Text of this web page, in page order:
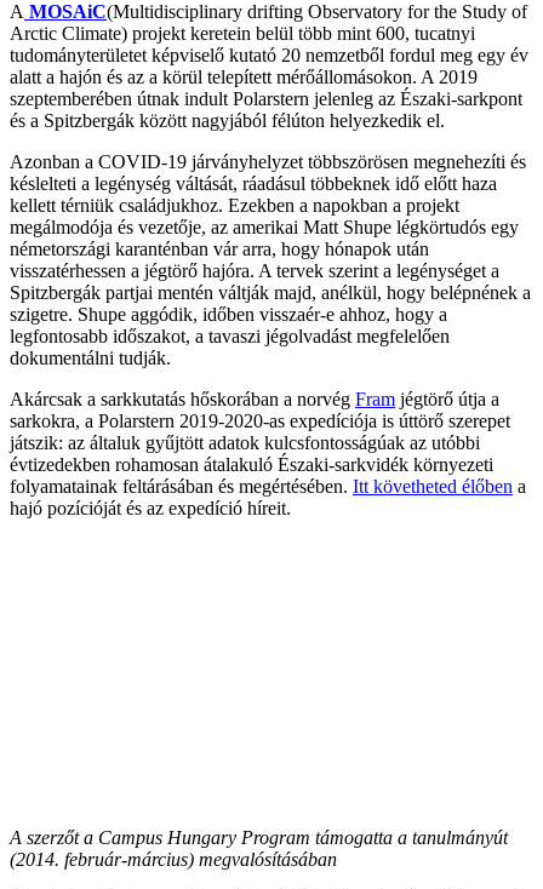
A MOSAiC(Multidisciplinary drifting Observatory for the Study of
Arctic Climate) projekt keretein belül több mint 600, tucatnyi
tudományterületet képviselő kutató 20 nemzetből fordul meg egy év
alatt a hajón és az a körül telepített mérőállomásokon. A 2019
szeptemberében útnak indult Polarstern jelenleg az Északi-sarkpont
és a Spitzbergák között nagyjából félúton helyezkedik el.
Azonban a COVID-19 járványhelyzet többszörösen megnehezíti és
késlelteti a legénység váltását, ráadásul többeknek idő előtt haza
kellett térniük családjukhoz. Ezekben a napokban a projekt
megálmodója és vezetője, az amerikai Matt Shupe légkörtudós egy
németországi karanténban vár arra, hogy hónapok után
visszatérhessen a jégtörő hajóra. A tervek szerint a legénységet a
Spitzbergák partjai mentén váltják majd, anélkül, hogy belépnének a
szigetre. Shupe aggódik, időben visszaér-e ahhoz, hogy a
legfontosabb időszakot, a tavaszi jégolvadást megfelelően
dokumentálni tudják.
Akárcsak a sarkkutatás hőskorában a norvég Fram jégtörő útja a
sarkokra, a Polarstern 2019-2020-as expedíciója is úttörő szerepet
játszik: az általuk gyűjtött adatok kulcsfontosságúak az utóbbi
évtizedekben rohamosan átalakuló Északi-sarkvidék környezeti
folyamatainak feltárásában és megértésében. Itt követheted élőben a
hajó pozícióját és az expedíció híreit.
A szerzőt a Campus Hungary Program támogatta a tanulmányút
(2014. február-március) megvalósításában